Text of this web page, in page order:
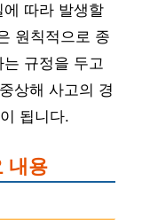
따라 발생할
원칙적으로 종
규정을 두고
상해 사고의 경
됩니다.
내용